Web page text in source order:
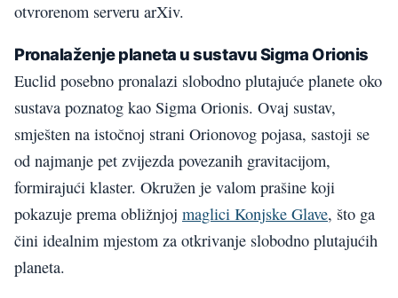
otvrorenom serveru arXiv.
Pronalaženje planeta u sustavu Sigma Orionis
Euclid posebno pronalazi slobodno plutajuće planete oko
sustava poznatog kao Sigma Orionis. Ovaj sustav,
smješten na istočnoj strani Orionovog pojasa, sastoji se
od najmanje pet zvijezda povezanih gravitacijom,
formirajući klaster. Okružen je valom prašine koji
pokazuje prema obližnjoj maglici Konjske Glave, što ga
čini idealnim mjestom za otkrivanje slobodno plutajućih
planeta.